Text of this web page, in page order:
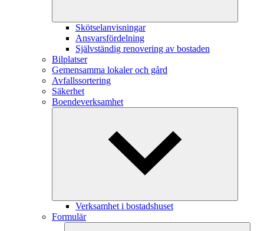
Skötselanvisningar
Ansvarsfördelning
Självständig renovering av bostaden
Bilplatser
Gemensamma lokaler och gård
Avfallssortering
Säkerhet
Boendeverksamhet
Verksamhet i bostadshuset
Formulär